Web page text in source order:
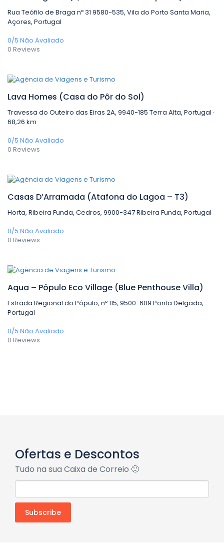
Rua Teófilo de Braga nº 31 9580-535, Vila do Porto Santa Maria,
Açores, Portugal
0/5 Não Avaliado
0 Reviews
0,00€/ 1 night(s)
Lava Homes (Casa do Pôr do Sol)
Travessa do Outeiro das Eiras 2A, 9940-185 Terra Alta, Portugal ·
68,26 km
0/5 Não Avaliado
0 Reviews
0,00€/ 1 night(s)
Casas D’Arramada (Atafona do Lagoa – T3)
Horta, Ribeira Funda, Cedros, 9900-347 Ribeira Funda, Portugal
0/5 Não Avaliado
0 Reviews
0,00€/ 1 night(s)
Aqua – Pópulo Eco Village (Blue Penthouse Villa)
Estrada Regional do Pópulo, nº 115, 9500-609 Ponta Delgada,
Portugal
0/5 Não Avaliado
0 Reviews
Ofertas e Descontos
Tudo na sua Caixa de Correio 🙂